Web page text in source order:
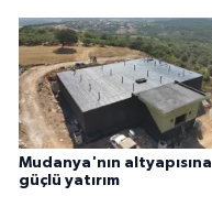
Mudanya'nın altyapısına
güçlü yatırım